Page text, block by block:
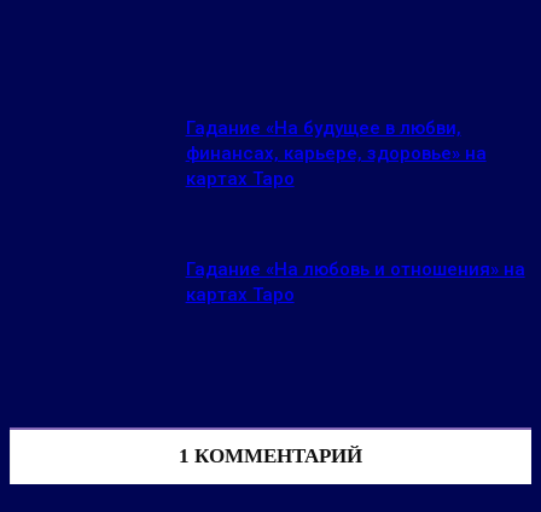
Гадание «На будущее в любви,
финансах, карьере, здоровье» на
картах Таро
Гадание «На любовь и отношения» на
картах Таро
1 КОММЕНТАРИЙ